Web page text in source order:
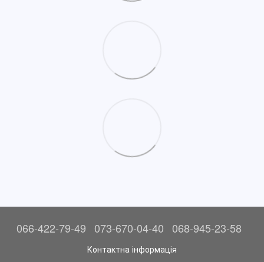
066-422-79-49 073-670-04-40 068-945-23-58
Контактна інформація